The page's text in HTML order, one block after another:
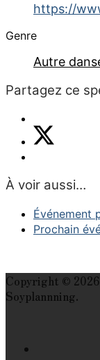
https://
Genre
Autre
Partagez ce
À voir aussi…
Événement
Prochain
Copyright ©
Soyplannning.